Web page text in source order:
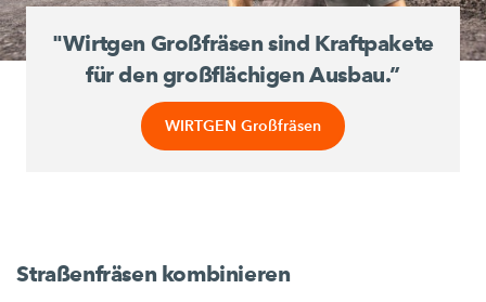
"Wirtgen Großfräsen sind Kraftpakete
für den großflächigen Ausbau.”
WIRTGEN Großfräsen
Straßenfräsen kombinieren